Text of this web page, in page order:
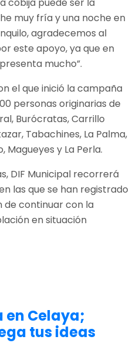
muy fría y una noche en
agradecemos al
este apoyo, ya que en
mucho”.
el que inició la campaña
personas originarias de
Burócratas, Carrillo
Tabachines, La Palma,
Magueyes y La Perla.
DIF Municipal recorrerá
las que se han registrado
de continuar con la
en situación
en Celaya;
tus ideas